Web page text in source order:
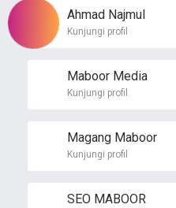
Ahmad Najmul
Kunjungi profil
Maboor Media
Kunjungi profil
Magang Maboor
Kunjungi profil
SEO MABOOR